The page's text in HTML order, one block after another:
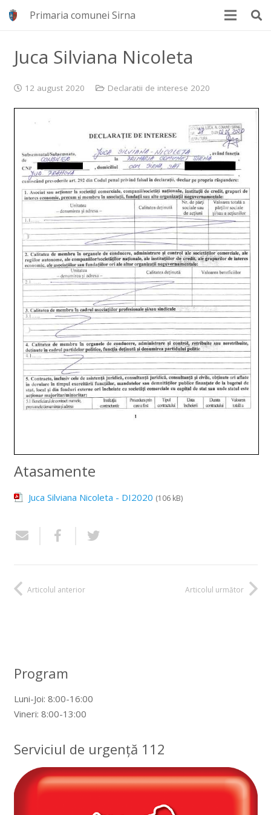
Primaria comunei Sirna
Juca Silviana Nicoleta
12 august 2020 Declaratii de interese 2020
Atasamente
Juca Silviana Nicoleta - DI2020 (106 kB)
Articolul anterior Articolul următor
Program
Luni-Joi: 8:00-16:00
Vineri: 8:00-13:00
Serviciul de urgență 112